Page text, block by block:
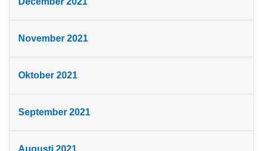
November 2021
Oktober 2021
September 2021
Augusti 2021